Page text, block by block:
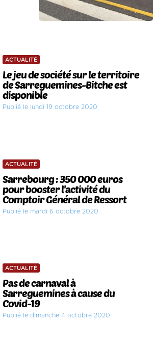
ACTUALITÉ
Le jeu de société sur le territoire
de Sarreguemines-Bitche est
disponible
Publié le lundi 19 octobre 2020
ACTUALITÉ
Sarrebourg : 350 000 euros
pour booster l'activité du
Comptoir Général de Ressort
Publié le mardi 6 octobre 2020
ACTUALITÉ
Pas de carnaval à
Sarreguemines à cause du
Covid-19
Publié le dimanche 4 octobre 2020